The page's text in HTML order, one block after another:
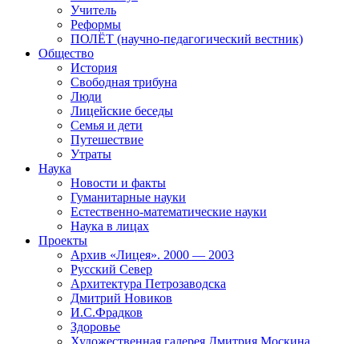
Учитель
Реформы
ПОЛЁТ (научно-педагогический вестник)
Общество
История
Свободная трибуна
Люди
Лицейские беседы
Семья и дети
Путешествие
Утраты
Наука
Новости и факты
Гуманитарные науки
Естественно-математические науки
Наука в лицах
Проекты
Архив «Лицея». 2000 — 2003
Русский Север
Архитектура Петрозаводска
Дмитрий Новиков
И.С.Фрадков
Здоровье